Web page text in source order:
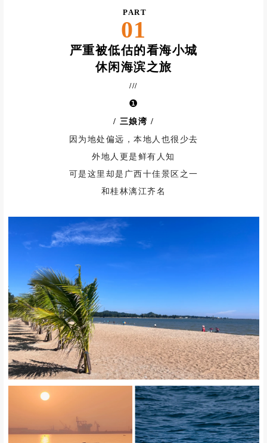
PART
01
严重被低估的看海小城
休闲海滨之旅
///
❶
/ 三娘湾 /
因为地处偏远，本地人也很少去
外地人更是鲜有人知
可是这里却是广西十佳景区之一
和桂林漓江齐名